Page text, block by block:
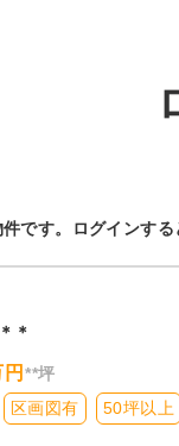
です。ログインする
＊
**坪
区画図有 50坪以上